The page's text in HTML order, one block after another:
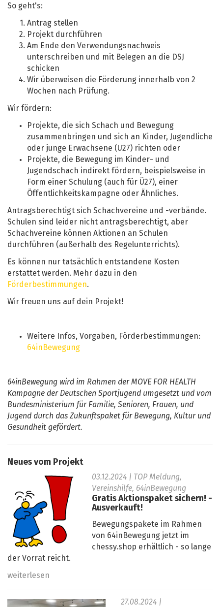
So geht's:
Antrag stellen
Projekt durchführen
Am Ende den Verwendungsnachweis
unterschreiben und mit Belegen an die DSJ
schicken
Wir überweisen die Förderung innerhalb von 2
Wochen nach Prüfung.
Wir fördern:
Projekte, die sich Schach und Bewegung
zusammenbringen und sich an Kinder, Jugendliche
oder junge Erwachsene (U27) richten oder
Projekte, die Bewegung im Kinder- und
Jugendschach indirekt fördern, beispielsweise in
Form einer Schulung (auch für Ü27), einer
Öffentlichkeitskampagne oder Ähnliches.
Antragsberechtigt sich Schachvereine und -verbände.
Schulen sind leider nicht antragsberechtigt, aber
Schachvereine können Aktionen an Schulen
durchführen (außerhalb des Regelunterrichts).
Es können nur tatsächlich entstandene Kosten
erstattet werden. Mehr dazu in den
Förderbestimmungen.
Wir freuen uns auf dein Projekt!
Weitere Infos, Vorgaben, Förderbestimmungen:
64inBewegung
64inBewegung wird im Rahmen der MOVE FOR HEALTH
Kampagne der Deutschen Sportjugend umgesetzt und vom
Bundesministerium für Familie, Senioren, Frauen, und
Jugend durch das Zukunftspaket für Bewegung, Kultur und
Gesundheit gefördert.
Neues vom Projekt
03.12.2024 | TOP Meldung,
Vereinshilfe, 64inBewegung
Gratis Aktionspaket sichern! -
Ausverkauft!
Bewegungspakete im Rahmen
von 64inBewegung jetzt im
chessy.shop erhältlich - so lange
der Vorrat reicht.
weiterlesen
27.08.2024 |